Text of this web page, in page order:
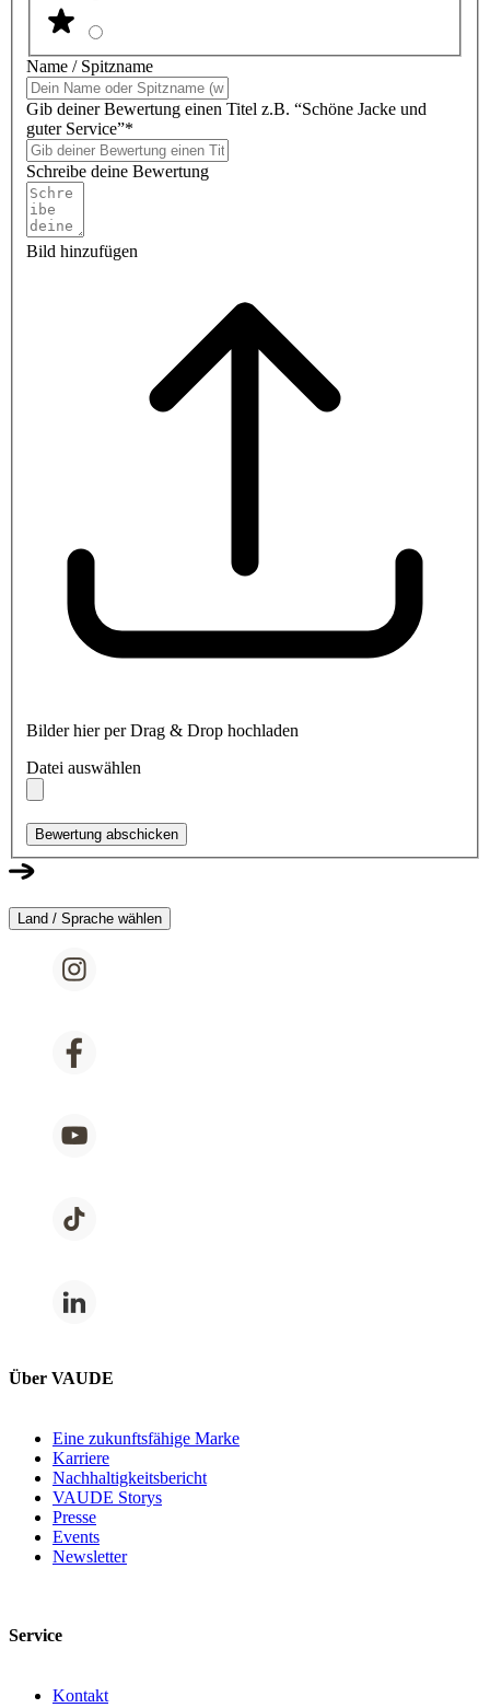
Name / Spitzname
Gib deiner Bewertung einen Titel z.B. “Schöne Jacke und
guter Service”*
Schreibe deine Bewertung
Bild hinzufügen
Bilder hier per Drag & Drop hochladen
Datei auswählen
Bewertung abschicken
Land / Sprache wählen
Über VAUDE
Eine zukunftsfähige Marke
Karriere
Nachhaltigkeitsbericht
VAUDE Storys
Presse
Events
Newsletter
Service
Kontakt